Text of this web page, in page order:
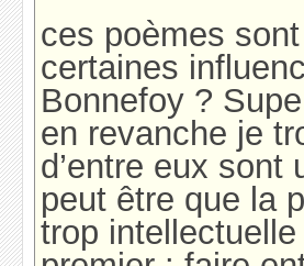
ces poèmes
certaines
Bonnefoy ?
en revanche je
d’entre eux sont
peut être que la
trop